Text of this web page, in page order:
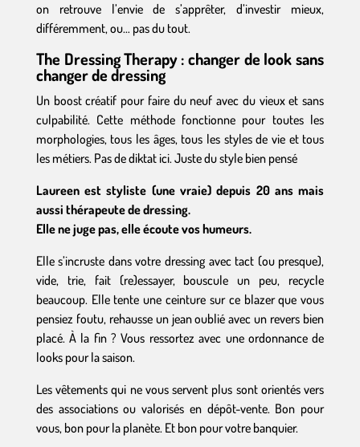
on retrouve l’envie de s’apprêter, d’investir mieux,
différemment, ou… pas du tout.
The Dressing Therapy : changer de look sans
changer de dressing
Un boost créatif pour faire du neuf avec du vieux et sans
culpabilité. Cette méthode fonctionne pour toutes les
morphologies, tous les âges, tous les styles de vie et tous
les métiers. Pas de diktat ici. Juste du style bien pensé
Laureen est styliste (une vraie) depuis 20 ans mais
aussi thérapeute de dressing.
Elle ne juge pas, elle écoute vos humeurs.
Elle s’incruste dans votre dressing avec tact (ou presque),
vide, trie, fait (re)essayer, bouscule un peu, recycle
beaucoup. Elle tente une ceinture sur ce blazer que vous
pensiez foutu, rehausse un jean oublié avec un revers bien
placé. À la fin ? Vous ressortez avec une ordonnance de
looks pour la saison.
Les vêtements qui ne vous servent plus sont orientés vers
des associations ou valorisés en dépôt-vente. Bon pour
vous, bon pour la planète. Et bon pour votre banquier.